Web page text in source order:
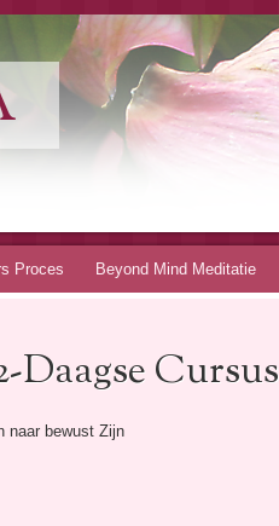
Proces Beyond Mind Meditatie
Daagse Cursus
naar bewust Zijn